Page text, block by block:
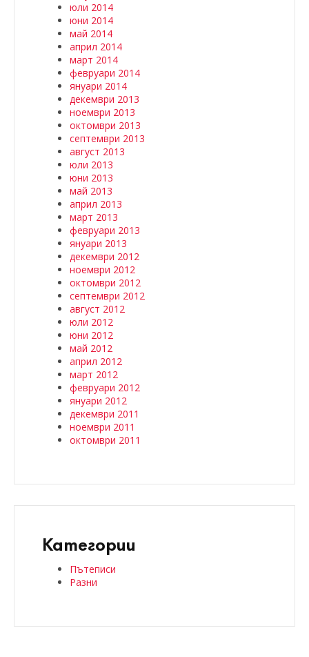
юли 2014
юни 2014
май 2014
април 2014
март 2014
февруари 2014
януари 2014
декември 2013
ноември 2013
октомври 2013
септември 2013
август 2013
юли 2013
юни 2013
май 2013
април 2013
март 2013
февруари 2013
януари 2013
декември 2012
ноември 2012
октомври 2012
септември 2012
август 2012
юли 2012
юни 2012
май 2012
април 2012
март 2012
февруари 2012
януари 2012
декември 2011
ноември 2011
октомври 2011
Категории
Пътеписи
Разни